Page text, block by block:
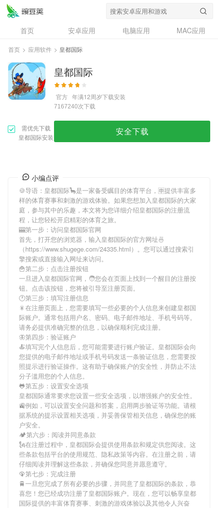
首页 安卓应用 电脑应用
MAC应用
资讯
专题
问答
首页 > 应用软件 > 皇都国际
皇都国际
官方 年满12周岁下载安装
7167240次下载
需优先下载
皇都国际安装
安全下载
小编点评
🍪导语： 皇都国际🦕是一家备受瞩目的体育平台，🈸提供丰富多
样的体育赛事和刺激的游戏体验。如果您想加入皇都国际的大家
庭，参与其中的乐趣，本文将为您详细介绍皇都国际的注册流
程，让您轻松开启精彩的体育之旅。
🎰第一步：访问皇都国际官网
首先，打开您的浏览器，输入皇都国际的官方网址🍜
（https://www.shugege.com/24335.html）。您可以通过搜索引
擎搜索或直接输入网址来访问。
🍟第二步：点击注册按钮
一旦进入皇都国际官网，🧑您会在页面上找到一个醒目的注册按
钮。点击该按钮，您将被引导至注册页面。
🕐第三步：填写注册信息
🎇在注册页面上，您需要填写一些必要的个人信息来创建皇都国
际账户。通常包括用户名、密码、电子邮件地址、手机号码等。
请务必提供准确完整的信息，以确保顺利完成注册。
🦋第四步：验证账户
🍝填写完个人信息后，您可能需要进行账户验证。 皇都国际会向
您提供的电子邮件地址或手机号码发送一条验证信息，您需要按
照提示进行验证操作。这有助于确保账户的安全性，并防止不法
分子滥用您的个人信息。
🐸第五步：设置安全选项
皇都国际通常要求您设置一些安全选项，以增强账户的安全性。
🚉例如，可以设置安全问题和答案，启用两步验证等功能。请根
据系统的提示设置相关选项，并妥善保管相关信息，确保您的账
户安全。
🏕第六步：阅读并同意条款
🗽在注册过程中， 皇都国际会提供使用条款和规定供您阅读。这
些条款包括平台的使用规范、隐私政策等内容。在注册之前，请
仔细阅读并理解这些条款，并确保您同意并愿意遵守。
🦚第七步：完成注册
🚆一旦您完成了所有必要的步骤，并同意了皇都国际的条款，恭
喜您！您已经成功注册了皇都国际账户。现在，您可以畅享皇都
国际提供的丰富体育赛事、刺激的游戏体验以及其他令人兴奋